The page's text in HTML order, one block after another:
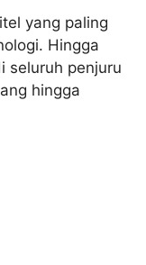
yang paling
Hingga
seluruh penjuru
hingga